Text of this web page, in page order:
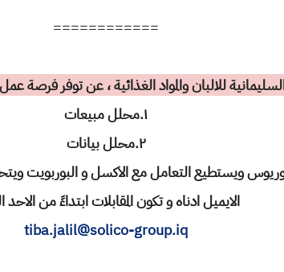
============
للالبان والمواد الغذائية ، عن توفر فرصة
١.محلل مبيعات
٢.محلل بيانات
ويستطيع التعامل مع الاكسل و البوربويت
الايميل ادناه و تكون المقابلات ابتداءً من الاحد
tiba.jalil@solico-group.iq